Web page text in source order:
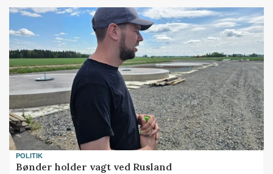
POLITIK
Bønder holder vagt ved Rusland